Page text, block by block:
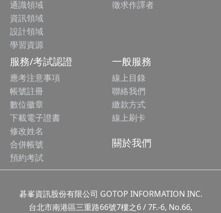
通識領域
資訊領域
設計領域
學習資源
徵求作譯者
服務/考試認證
應考注意事項
帳號註冊
數位徽章
下載電子證書
修改姓名
合併帳號
預約考試
一般服務
線上目錄
聯絡我們
繳款方式
線上刷卡
關於我們
碁峯資訊股份有限公司 GOTOP INFORMATION INC.
台北市南港區三重路66號7樓之6 / 7F.-6, No.66,